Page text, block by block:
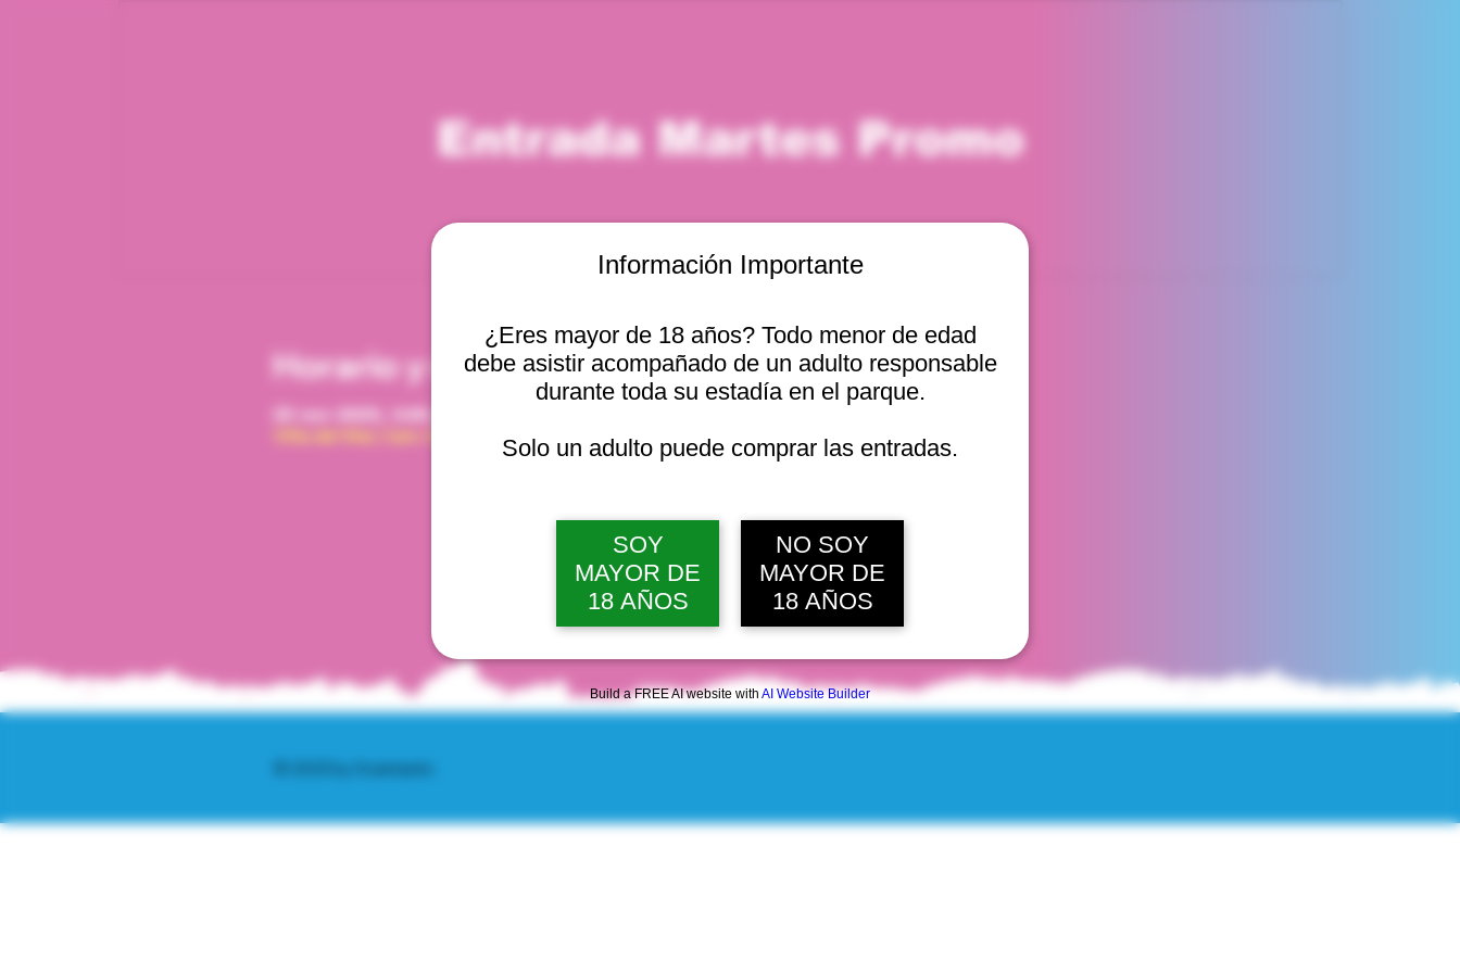
Información Importante
¿Eres mayor de 18 años? Todo menor de edad
debe asistir acompañado de un adulto responsable
durante toda su estadía en el parque.
Solo un adulto puede comprar las entradas.
SOY
MAYOR DE
18 AÑOS
NO SOY
MAYOR DE
18 AÑOS
Build a FREE AI website with AI Website Builder
Entrada Martes Promo
Horario y ubicación
Viña del Mar, Cam. Internacional 2440, 2541754 Viña del Mar, Valparaíso, Chile
© 2025 by Scantastic.